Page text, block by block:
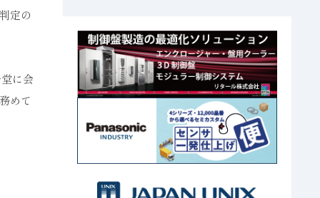
定の
に会
めて